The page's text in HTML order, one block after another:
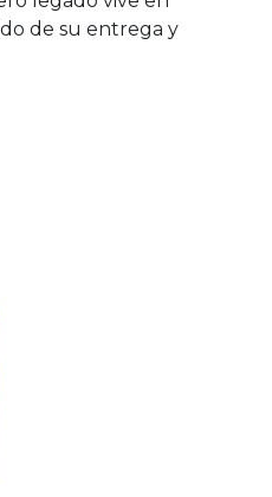
de su entrega y